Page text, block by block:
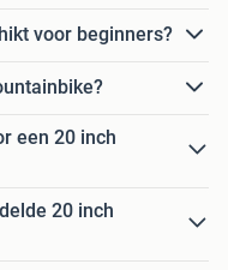
voor beginners?
een 20 inch
20 inch